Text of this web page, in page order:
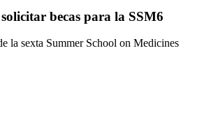
becas para la SSM6
la sexta Summer School on Medicines